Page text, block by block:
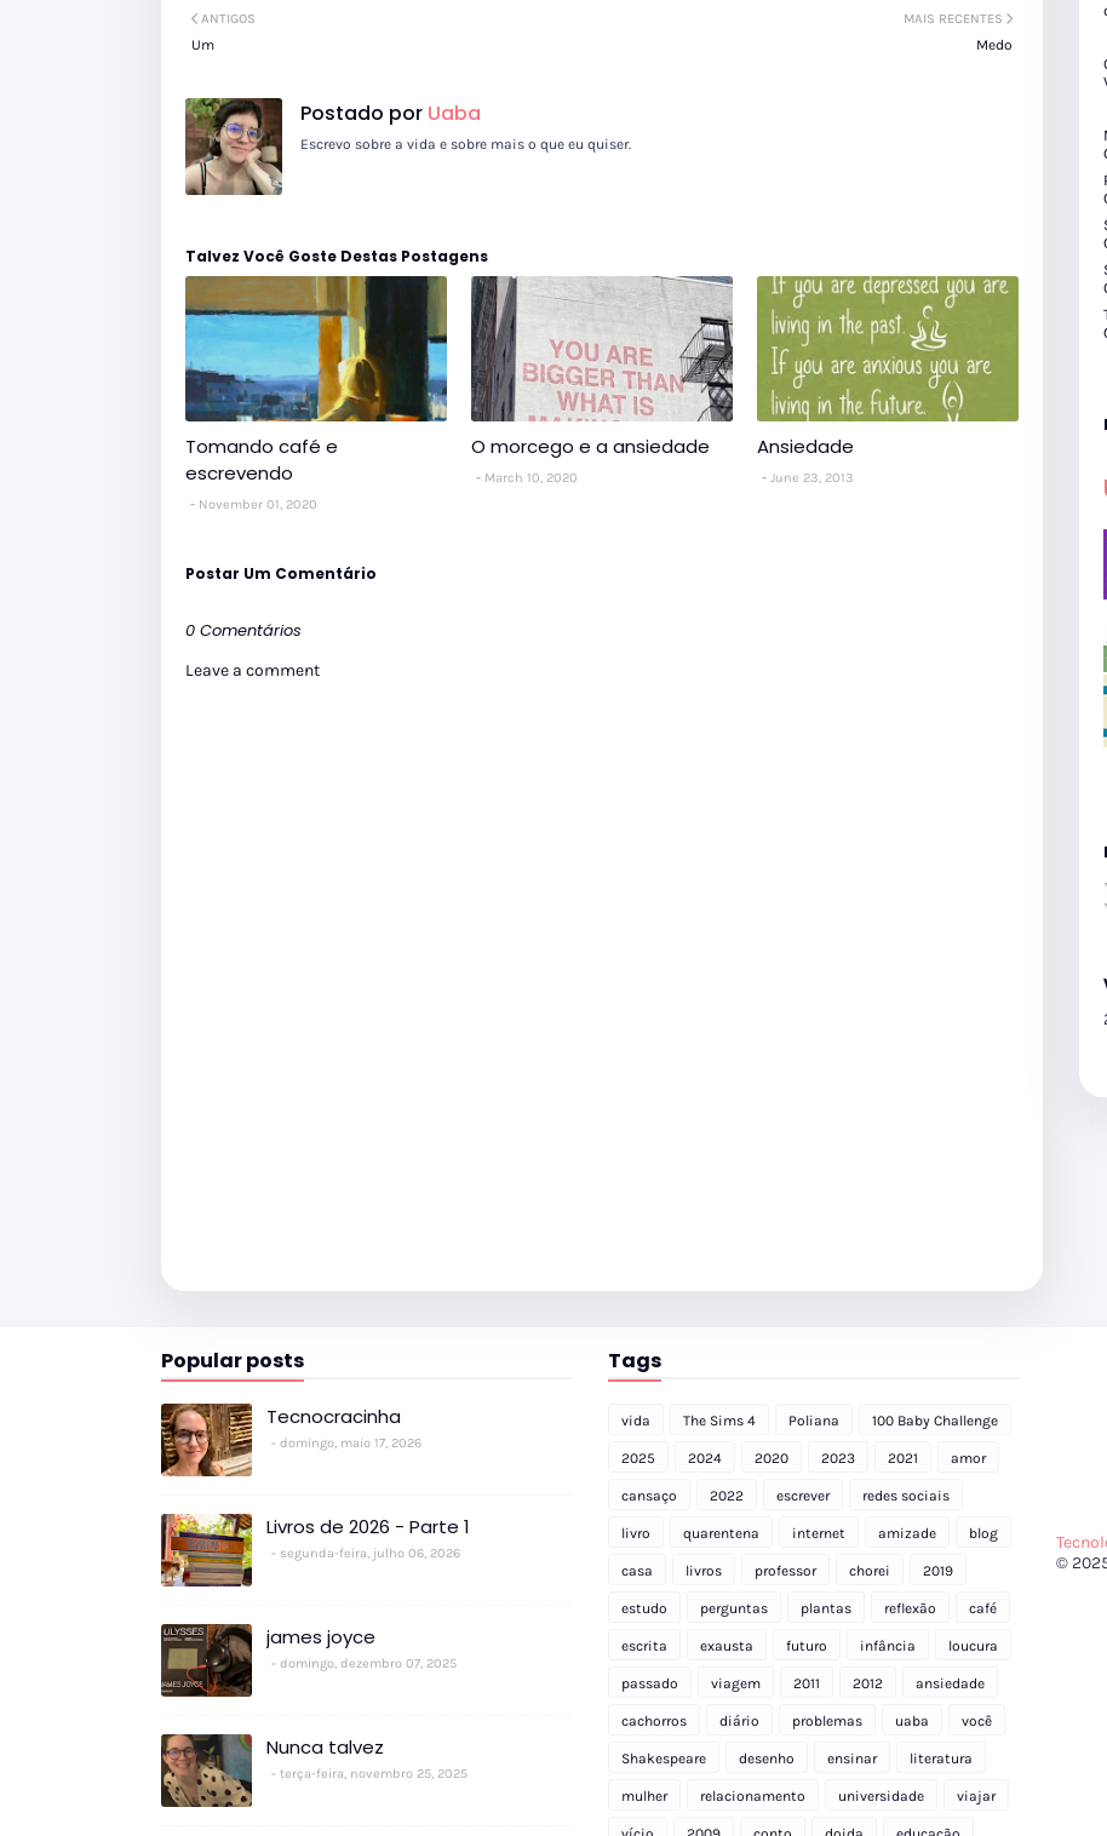
MAIS RECENTES
Medo
ANTIGOS
Um
Postado por Uaba
Escrevo sobre a vida e sobre mais o que eu quiser.
Talvez Você Goste Destas Postagens
Tomando café e
escrevendo
November 01, 2020
O morcego e a ansiedade
March 10, 2020
Ansiedade
June 23, 2013
Postar Um Comentário
0 Comentários
Leave a comment
Popular posts
Tecnocracinha
domingo, maio 17, 2026
Livros de 2026 - Parte 1
segunda-feira, julho 06, 2026
james joyce
domingo, dezembro 07, 2025
Nunca talvez
terça-feira, novembro 25, 2025
Tags
vida The Sims 4 Poliana 100 Baby Challenge
2025 2024 2020 2023 2021 amor
cansaço 2022 escrever redes sociais
livro quarentena internet amizade blog
casa livros professor chorei 2019
estudo perguntas plantas reflexão café
escrita exausta futuro infância loucura
passado viagem 2011 2012 ansiedade
cachorros diário problemas uaba você
Shakespeare desenho ensinar literatura
mulher relacionamento universidade viajar
©